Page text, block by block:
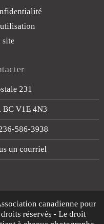
site
231
BC V1E 4N3
586-3938
un courriel
canadienne pour
réservés - Le droit